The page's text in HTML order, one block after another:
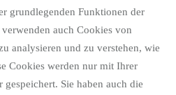
grundlegenden Funktionen der
auch Cookies von
analysieren und zu verstehen, wie
Cookies werden nur mit Ihrer
Sie haben auch die